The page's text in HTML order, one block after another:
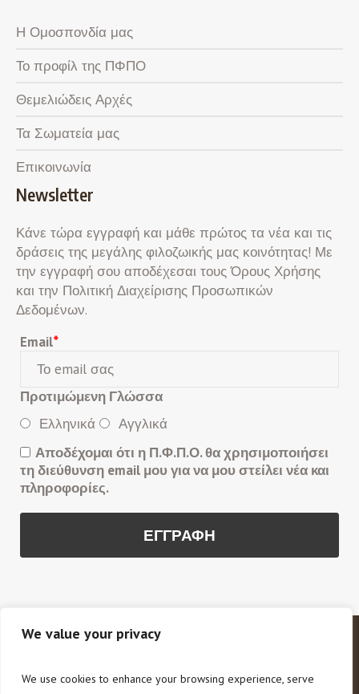
We value your privacy
We use cookies to enhance your browsing experience, serve
Η Ομοσπονδία μας
Το προφίλ της ΠΦΠΟ
Θεμελιώδεις Αρχές
Τα Σωματεία μας
Επικοινωνία
Newsletter
Κάνε τώρα εγγραφή και μάθε πρώτος τα νέα και τις
δράσεις της μεγάλης φιλοζωικής μας κοινότητας! Με
την εγγραφή σου αποδέχεσαι τους Όρους Χρήσης
και την Πολιτική Διαχείρισης Προσωπικών
Δεδομένων.
Email*
Προτιμώμενη Γλώσσα
Ελληνικά
Αγγλικά
Αποδέχομαι ότι η Π.Φ.Π.Ο. θα χρησιμοποιήσει
τη διεύθυνση email μου για να μου στείλει νέα και
πληροφορίες.
και Περιβαλλοντική Ομοσπονδία. All Rights Reserved.